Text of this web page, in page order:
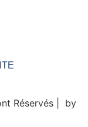
Réservés | by